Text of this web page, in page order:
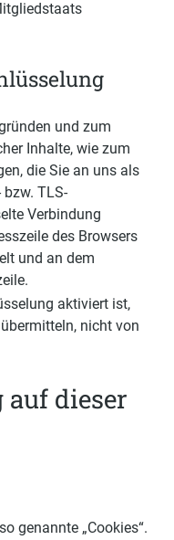
und zum
Inhalte, wie zum
die Sie an uns als
bzw. TLS-
Verbindung
des Browsers
und an dem
aktiviert ist,
nicht von
auf dieser
genannte „Cookies“.